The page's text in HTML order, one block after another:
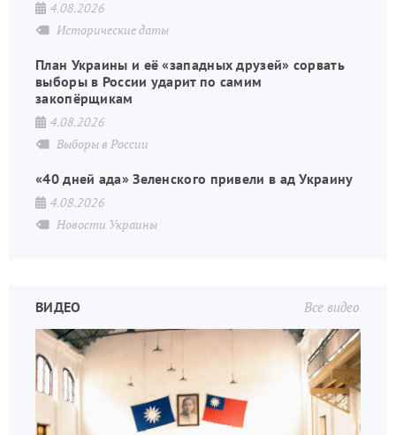
4.08.2026
Исторические даты
План Украины и её «западных друзей» сорвать
выборы в России ударит по самим
закопёрщикам
4.08.2026
Выборы в России
«40 дней ада» Зеленского привели в ад Украину
4.08.2026
Новости Украины
Все видео
ВИДЕО